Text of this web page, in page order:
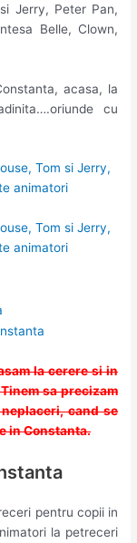
Jerry, Peter Pan,
Belle, Clown,
acasa, la
cu
la cerere si in
sa precizam
cand se
in Constanta.
pentru copii in
la petreceri